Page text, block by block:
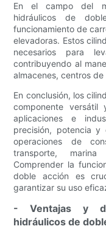
En el campo del
hidráulicos de
funcionamiento de
elevadoras. Estos
necesarios para
contribuyendo al
almacenes, centros
En conclusión, los
componente
aplicaciones e
precisión, potencia y
operaciones de
transporte,
Comprender la
doble acción es
garantizar su uso
- Ventajas y
hidráulicos de